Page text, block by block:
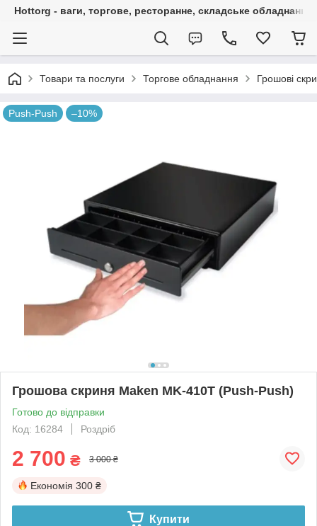
Hottorg - ваги, торгове, ресторанне, складське обладнання
Товари та послуги Торгове обладнання Грошові
Push-Push –10%
Грошова скриня Maken MK-410T (Push-Push)
Готово до відправки
Код: 16284
Роздріб
2 700 ₴ 3 000 ₴
Економія 300 ₴
Купити